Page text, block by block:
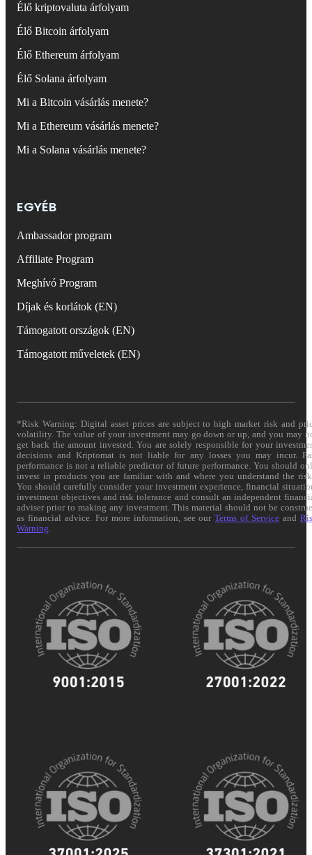
Élő kriptovaluta árfolyam
Élő Bitcoin árfolyam
Élő Ethereum árfolyam
Élő Solana árfolyam
Mi a Bitcoin vásárlás menete?
Mi a Ethereum vásárlás menete?
Mi a Solana vásárlás menete?
EGYÉB
Ambassador program
Affiliate Program
Meghívó Program
Díjak és korlátok (EN)
Támogatott országok (EN)
Támogatott műveletek (EN)
*Risk Warning: Digital asset prices are subject to high market risk and
volatility. The value of your investment may go down or up, and you may
get back the amount invested. You are solely responsible for your
decisions and Kriptomat is not liable for any losses you may incur.
performance is not a reliable predictor of future performance. You should
invest in products you are familiar with and where you understand the
You should carefully consider your investment experience, financial
investment objectives and risk tolerance and consult an independent
adviser prior to making any investment. This material should not be
as financial advice. For more information, see ourTerms of Service and
Warning